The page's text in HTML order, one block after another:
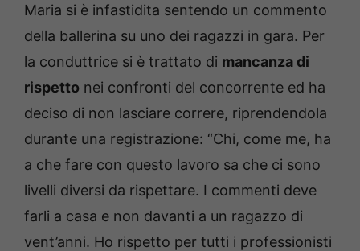
Maria si è infastidita sentendo un commento
della ballerina su uno dei ragazzi in gara. Per
la conduttrice si è trattato di mancanza di
rispetto nei confronti del concorrente ed ha
deciso di non lasciare correre, riprendendola
durante una registrazione: “Chi, come me, ha
a che fare con questo lavoro sa che ci sono
livelli diversi da rispettare. I commenti deve
farli a casa e non davanti a un ragazzo di
vent’anni. Ho rispetto per tutti i professionisti